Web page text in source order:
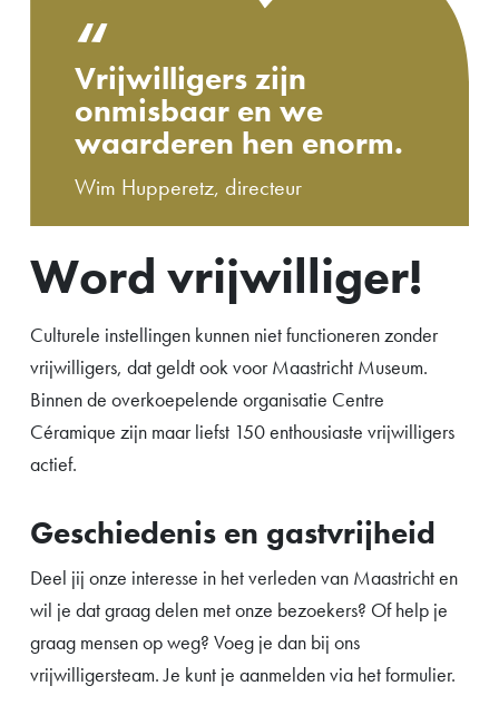
Word vrijwilliger!
Culturele instellingen kunnen niet functioneren zonder
vrijwilligers, dat geldt ook voor Maastricht Museum.
Binnen de overkoepelende organisatie Centre
Céramique zijn maar liefst 150 enthousiaste vrijwilligers
actief.
Geschiedenis en gastvrijheid
Deel jij onze interesse in het verleden van Maastricht en
wil je dat graag delen met onze bezoekers? Of help je
graag mensen op weg? Voeg je dan bij ons
vrijwilligersteam. Je kunt je aanmelden via het formulier.
“
Vrijwilligers zijn
onmisbaar en we
waarderen hen enorm.
Wim Hupperetz, directeur